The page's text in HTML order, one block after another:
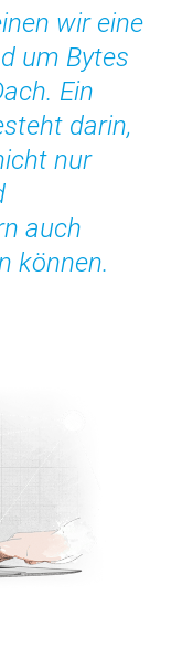
wir eine
um Bytes
Ein
darin,
nur
auch
können.